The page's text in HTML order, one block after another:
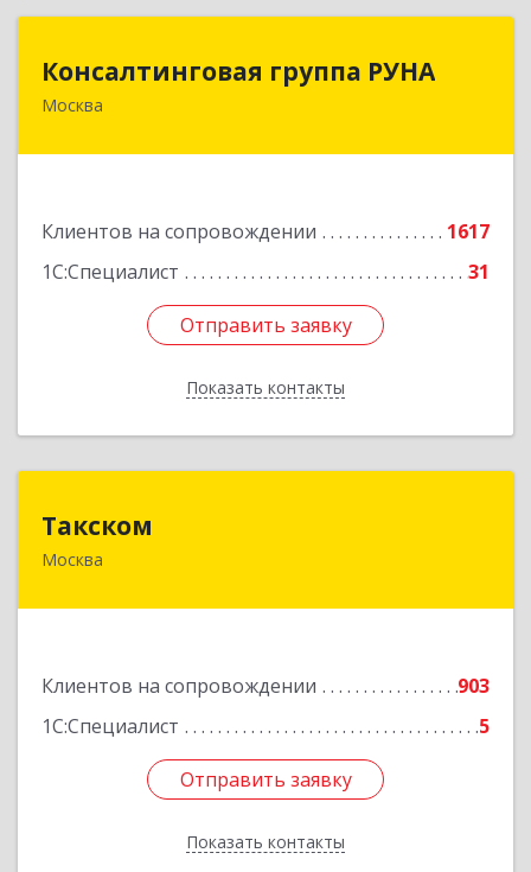
Консалтинговая группа РУНА
Москва
Клиентов на сопровождении
1617
1С:Специалист
31
Отправить заявку
Показать контакты
117218, Москва г, Кржижановского ул, дом №
Отправить заявку
Назад
Такском
Москва
Клиентов на сопровождении
903
1С:Специалист
5
Отправить заявку
Показать контакты
119034, Москва г, Барыковский пер, дом №
Отправить заявку
Назад